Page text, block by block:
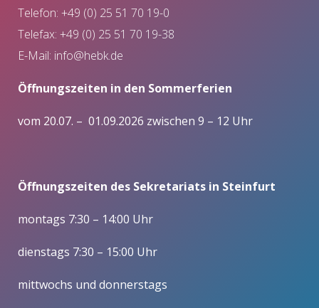
Telefon: +49 (0) 25 51 70 19-0
Telefax: +49 (0) 25 51 70 19-38
E-Mail: info@hebk.de
Öffnungszeiten in den Sommerferien
vom 20.07. – 01.09.2026 zwischen 9 – 12 Uhr
Öffnungszeiten des Sekretariats in Steinfurt
montags 7:30 – 14:00 Uhr
dienstags 7:30 – 15:00 Uhr
mittwochs und donnerstags